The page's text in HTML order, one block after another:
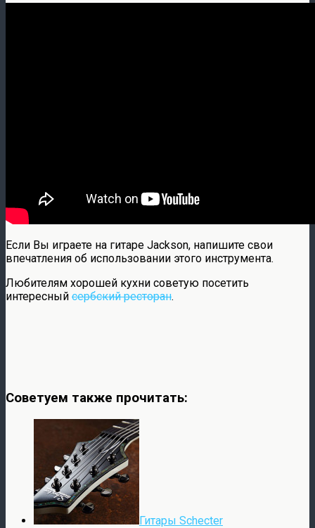
Если Вы играете на гитаре Jackson, напишите свои
впечатления об использовании этого инструмента.
Любителям хорошей кухни советую посетить
интересный сербский ресторан.
Советуем также прочитать:
Гитары Schecter